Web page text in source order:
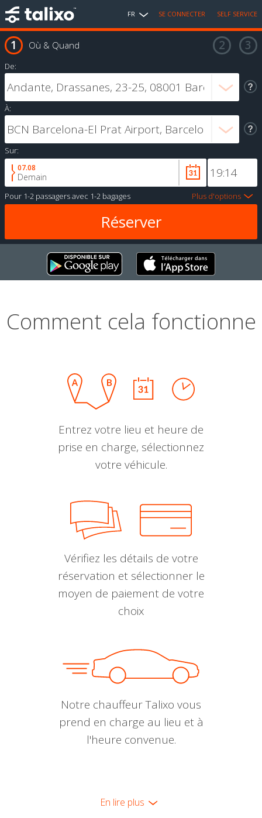
FR SE CONNECTER SELF SERVICE
Où & Quand
De:
À:
Sur:
07.08
Demain
Pour 1-2 passagersavec 1-2 bagages Plus d'options
Comment cela fonctionne
Entrez votre lieu et heure de
prise en charge, sélectionnez
votre véhicule.
Vérifiez les détails de votre
réservation et sélectionner le
moyen de paiement de votre
choix
Notre chauffeur Talixo vous
prend en charge au lieu et à
l'heure convenue.
En lire plus